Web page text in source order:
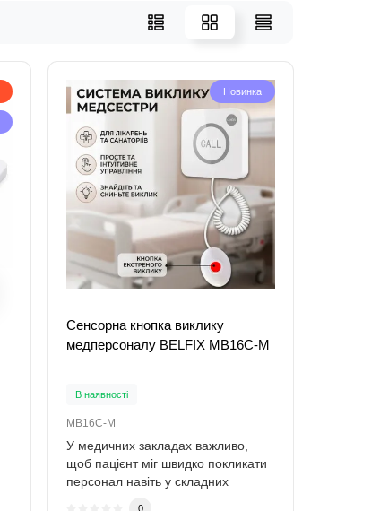
Новинка
Сенсорна кнопка виклику
медперсоналу BELFIX MB16C-M
В наявності
MB16C-M
У медичних закладах важливо,
щоб пацієнт міг швидко покликати
персонал навіть у складних
0